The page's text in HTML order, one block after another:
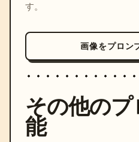
す。
画像をプロン
その他の
能